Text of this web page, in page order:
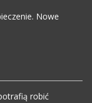
Nowe
robić